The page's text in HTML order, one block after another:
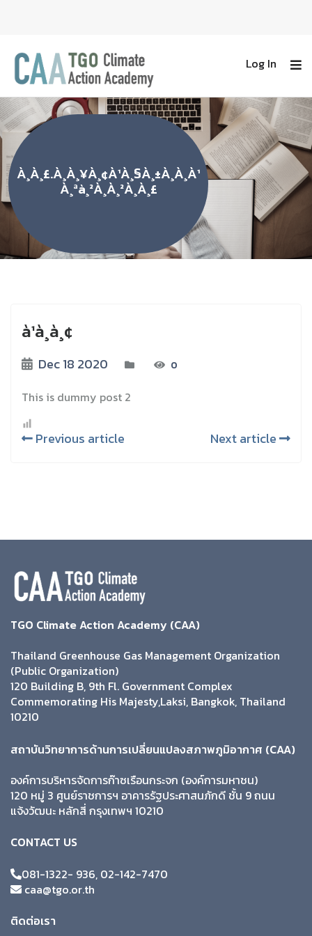
Log In
À¸à¸£.à¸à¸¥à¸¢à¹à¸§à¸±à¸à¸à¹
À¸ªà¸²à¸à¸²à¸à¸£
à¹à¸à¸¢
Dec 18 2020 0
This is dummy post 2
Previous article Next article
TGO Climate Action Academy (CAA)
Thailand Greenhouse Gas Management Organization
(Public Organization)
120 Building B, 9th Fl. Government Complex
Commemorating His Majesty,Laksi, Bangkok, Thailand
10210
สถาบันวิทยาการด้านการเปลี่ยนแปลงสภาพภูมิอากาศ (CAA)
องค์การบริหารจัดการก๊าซเรือนกระจก (องค์การมหาชน)
120 หมู่ 3 ศูนย์ราชการฯ อาคารรัฐประศาสนภักดี ชั้น 9 ถนน
แจ้งวัฒนะ หลักสี่ กรุงเทพฯ 10210
CONTACT US
081-1322- 936, 02-142-7470
caa@tgo.or.th
ติดต่อเรา